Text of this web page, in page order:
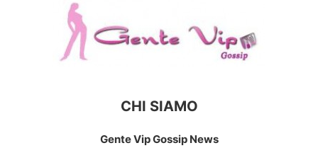
CHI SIAMO
Gente Vip Gossip News